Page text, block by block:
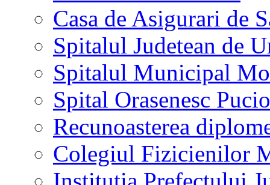
Casa de Asigurari de
Spitalul Judetean de
Spitalul Municipal
Spital Orasenesc
Recunoasterea
Colegiul Fizicienilor